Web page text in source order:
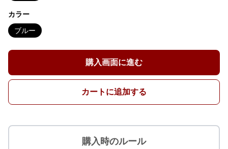
カラー
ブルー
購入画面に進む
カートに追加する
購入時のルール